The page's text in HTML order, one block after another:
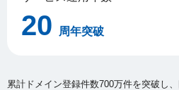
20 周年突破
累計ドメイン登録件数700万件を突破し